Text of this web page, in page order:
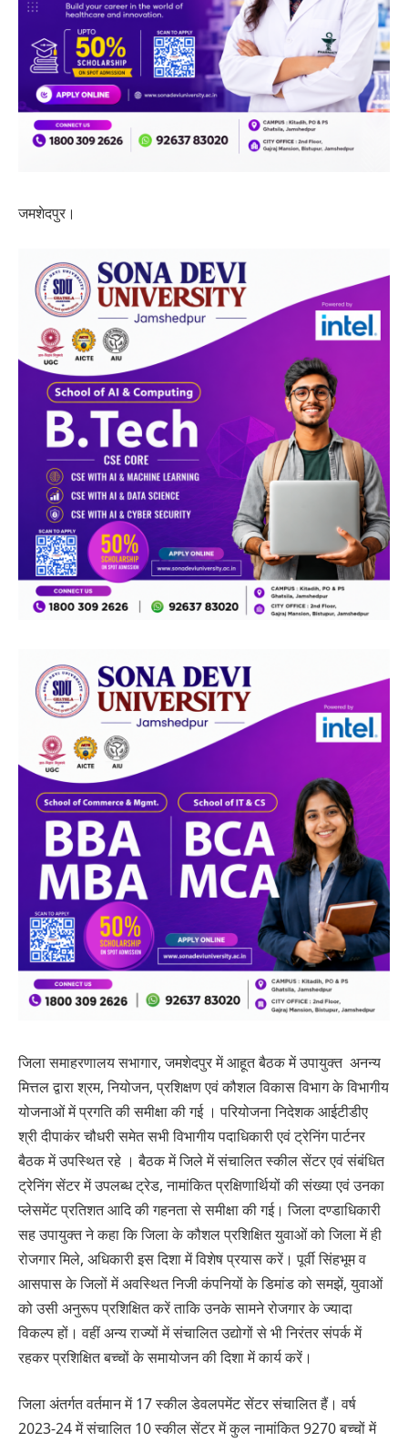
जमशेदपुर।
जिला समाहरणालय सभागार, जमशेदपुर में आहूत बैठक में उपायुक्त अनन्य
मित्तल द्वारा श्रम, नियोजन, प्रशिक्षण एवं कौशल विकास विभाग के विभागीय
योजनाओं में प्रगति की समीक्षा की गई । परियोजना निदेशक आईटीडीए
श्री दीपाकंर चौधरी समेत सभी विभागीय पदाधिकारी एवं ट्रेनिंग पार्टनर
बैठक में उपस्थित रहे । बैठक में जिले में संचालित स्कील सेंटर एवं संबंधित
ट्रेनिंग सेंटर में उपलब्ध ट्रेड, नामांकित प्रक्षिणार्थियों की संख्या एवं उनका
प्लेसमेंट प्रतिशत आदि की गहनता से समीक्षा की गई। जिला दण्डाधिकारी
सह उपायुक्त ने कहा कि जिला के कौशल प्रशिक्षित युवाओं को जिला में ही
रोजगार मिले, अधिकारी इस दिशा में विशेष प्रयास करें। पूर्वी सिंहभूम व
आसपास के जिलों में अवस्थित निजी कंपनियों के डिमांड को समझें, युवाओं
को उसी अनुरूप प्रशिक्षित करें ताकि उनके सामने रोजगार के ज्यादा
विकल्प हों। वहीं अन्य राज्यों में संचालित उद्योगों से भी निरंतर संपर्क में
रहकर प्रशिक्षित बच्चों के समायोजन की दिशा में कार्य करें।
जिला अंतर्गत वर्तमान में 17 स्कील डेवलपमेंट सेंटर संचालित हैं। वर्ष
2023-24 में संचालित 10 स्कील सेंटर में कुल नामांकित 9270 बच्चों में